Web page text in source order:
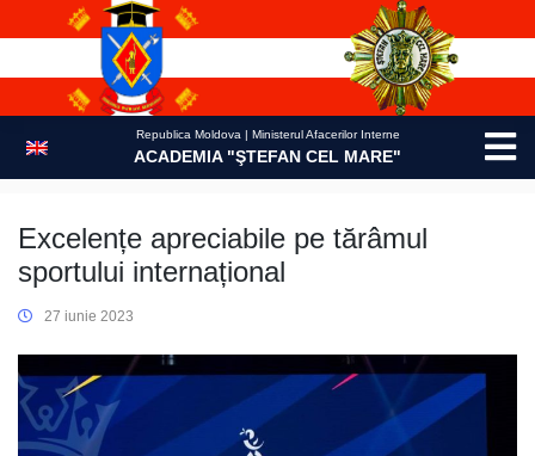
Republica Moldova | Ministerul Afacerilor Interne
ACADEMIA "ŞTEFAN CEL MARE"
Excelențe apreciabile pe tărâmul
sportului internațional
27 iunie 2023